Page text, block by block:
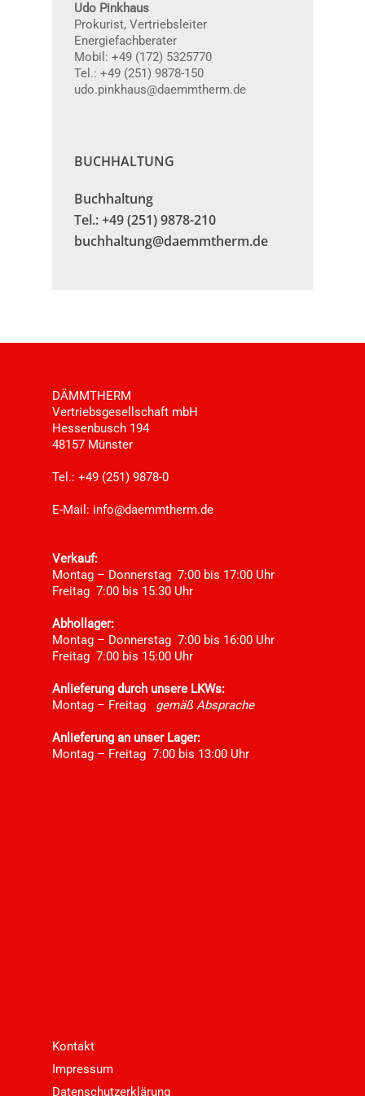
Udo Pinkhaus
Prokurist, Vertriebsleiter
Energiefachberater
Mobil: +49 (172) 5325770
Tel.: +49 (251) 9878-150
udo.pinkhaus@daemmtherm.de
BUCHHALTUNG
Buchhaltung
Tel.: +49 (251) 9878-210
buchhaltung@daemmtherm.de
DÄMMTHERM
Vertriebsgesellschaft mbH
Hessenbusch 194
48157 Münster
Tel.: +49 (251) 9878-0
E-Mail: info@daemmtherm.de
Verkauf:
Montag – Donnerstag 7:00 bis 17:00 Uhr
Freitag 7:00 bis 15:30 Uhr
Abhollager:
Montag – Donnerstag 7:00 bis 16:00 Uhr
Freitag 7:00 bis 15:00 Uhr
Anlieferung durch unsere LKWs:
Montag – Freitag gemäß Absprache
Anlieferung an unser Lager:
Montag – Freitag 7:00 bis 13:00 Uhr
Kontakt
Impressum
Datenschutzerklärung